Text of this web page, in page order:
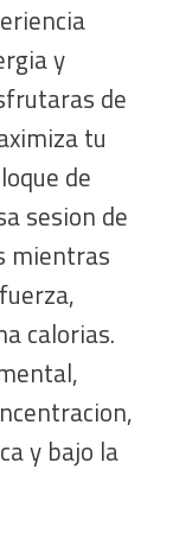
y
de
tu
de
sesion de
mientras
calorias.
y bajo la